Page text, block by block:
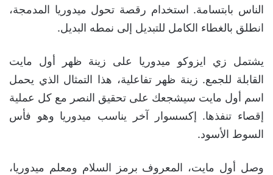
الناس بابتسامة. استخدام رقصة تحول ميدوريا المدمجة،
انطلق بالغطاء الكامل للتبديل إلى نمطه البديل.
يشتمل زي ايزوكو ميدوريا على زينة ظهر أول مايت
القابلة للجمع. زينة ظهر تفاعلية، هذا التمثال الذي يحمل
اسم أول مايت سيشجعك على تحقيق النصر مع كل عملية
إقصاء تنفذها. إكسسوار آخر يناسب ميدوريا وهو فأس
السوط الأسود.
وصل أول مايت، المعروف برمز السلام ومعلم ميدوريا،